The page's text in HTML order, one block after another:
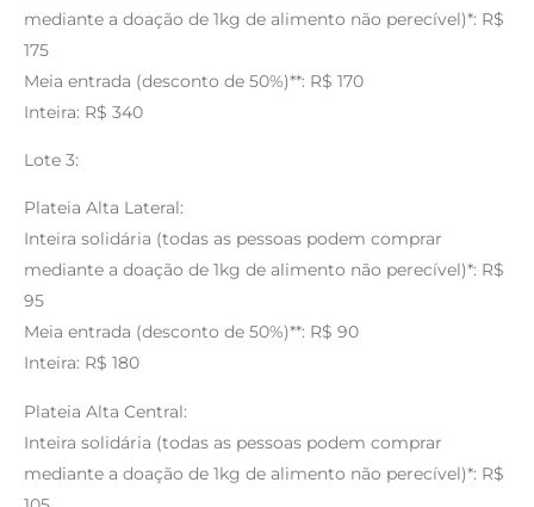
mediante a doação de 1kg de alimento não perecível)*: R$
175
Meia entrada (desconto de 50%)**: R$ 170
Inteira: R$ 340
Lote 3:
Plateia Alta Lateral:
Inteira solidária (todas as pessoas podem comprar
mediante a doação de 1kg de alimento não perecível)*: R$
95
Meia entrada (desconto de 50%)**: R$ 90
Inteira: R$ 180
Plateia Alta Central:
Inteira solidária (todas as pessoas podem comprar
mediante a doação de 1kg de alimento não perecível)*: R$